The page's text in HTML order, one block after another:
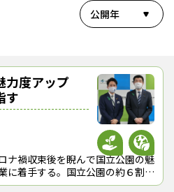
公開年
度アップ
す
ナ禍収束後を睨んで国立公園の魅
に着手する。国立公園の約６割
めることを踏まえ、環境省と林野